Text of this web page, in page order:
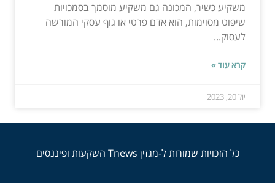
משקיע כשיר, המכונה גם משקיע מוסמך בסמכויות
שיפוט מסוימות, הוא אדם פרטי או גוף עסקי המורשה
לעסוק...
קרא עוד »
יול 20, 2023
כל הזכויות שמורות ל-מגזין Tnews השקעות ופיננסים